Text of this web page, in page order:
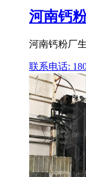
河南钙
河南钙粉厂
联系电话: